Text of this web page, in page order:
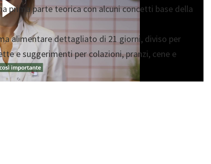
prima parte teorica con alcuni concetti base della
alimentare dettagliato di 21 giorni, diviso per
e suggerimenti per colazioni, pranzi, cene e